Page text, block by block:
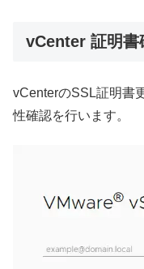
vCenter 証明書
vCenterのSSL証明書
性確認を行います。